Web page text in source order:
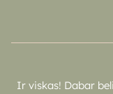
Ir viskas! Dabar